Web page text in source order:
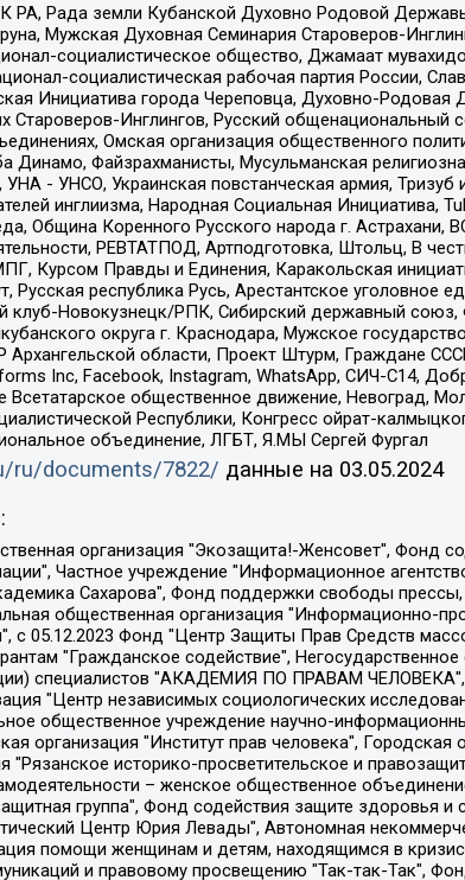
РА, Рада земли Кубанской Духовно Родовой
Мужская Духовная Семинария Староверов-
социалистическое общество, Джамаат
социалистическая рабочая партия России,
Инициатива города Череповца, Духовно-
Староверов-Инглингов, Русский
Омская организация общественного
Динамо, Файзрахманисты, Мусульманская
- УНСО, Украинская повстанческая армия,
инглиизма, Народная Социальная Инициатива,
Община Коренного Русского народа г.
РЕВТАТПОД, Артподготовка, Штольц, В
Курсом Правды и Единения, Каракольская
Русская республика Русь, Арестантское
клуб-Новокузнецк/РПК, Сибирский державный
округа г. Краснодара, Мужское
области, Проект Штурм, Граждане
Inc, Facebook, Instagram, WhatsApp, СИЧ-С14,
Всетатарское общественное движение, Невоград,
Республики, Конгресс ойрат-
объединение, ЛГБТ, Я.МЫ Сергей Фургал
ru/documents/7822/ данные на 03.05.2024
тайга", Свердловский региональный общественный фонд социальных проектов "Новое время", "Idel.Реалии", Кавказ.Реалии, Крым.Реалии, Телеканал Настоящее Время, Татаро-башкирская служба Радио Свобода (Azatliq Radiosi), Радио Свободная Европа/Радио Свобода (PCE/PC), "Сибирь.Реалии", "Фактограф", Благотворительный фонд помощи осужденным и их семьям, Автономная некоммерческая организация "Институт глобализации и социальных движений", Фонд "В защиту прав заключенных", Частное учреждение "Центр поддержки и содействия развитию средств массовой информации", Пензенский региональный общественный благотворительный фонд "Гражданский союз", "Север.Реалии", Некоммерческая организация Фонд "Правовая инициатива", Общество с ограниченной ответственностью "Радио Свободная Европа/Радио Свобода", Чешское информационное агентство "MEDIUM-ORIENT", Красноярская региональная общественная организация "Мы против СПИДа", Камалягин Денис Николаевич, Маркелов Сергей Евгеньевич, Пономарев Лев Александрович, Савицкая Людмила Алексеевна, Автономная некоммерческая организация "Центр по работе с проблемой насилия "НАСИЛИЮ.НЕТ", Межрегиональный профессиональный союз работников здравоохранения "Альянс врачей", Юридическое лицо, зарегистрированное в Латвийской Республике, SIA "Medusa Project" (регистрационный номер 40103797863, дата регистрации 10.06.2014), Некоммерческая организация "Фонд по борьбе с коррупцией", Автономная некоммерческая организация "Институт права и публичной политики", Баданин Роман Сергеевич, Гликин Максим Александрович, Железнова Мария Михайловна, Лукьянова Юлия Сергеевна, Маетная Елизавета Витальевна, Маняхин Петр Борисович, Чуракова Ольга Владимировна, Ярош Юлия Петровна, Юридическое лицо "The Insider SIA", зарегистрированное в Риге, Латвийская Республика (дата регистрации 26.06.2015), являющееся администратором доменного имени интернет-издания "The Insider SIA", https://theins.ru, Постернак Алексей Евгеньевич, Рубин Михаил Аркадьевич, Анин Роман Александрович, Юридическое лицо Istories fonds, зарегистрированное в Латвийской Республике (регистрационный номер 50008295751, дата регистрации 24.02.2020), Великовский Дмитрий Александрович, Долинина Ирина Николаевна, Мароховская Алеся Алексеевна, Шлейнов Роман Юрьевич, Шмагун Олеся Валентиновна, Общество с ограниченной ответственностью "Альтаир 2021", Общество с ограниченной ответственностью "Вега 2021", Общество с ограниченной ответственностью "Главный редактор 2021", Общество с ограниченной ответственностью "Ромашки монолит", Важенков Артем Валерьевич, Ивановская областная общественная организация "Центр гендерных исследований", Гурман Юрий Альбертович, Медиапроект "ОВД-Инфо", Егоров Владимир Владимирович, Жилинский Владимир Александрович, Общество с ограниченной ответственностью "ЗП", Иванова София Юрьевна, Карезина Инна Павловна, Кильтау Екатерина Викторовна, Петров Алексей Викторович, Пискунов Сергей Евгеньевич, Смирнов Сергей Сергеевич, Тихонов Михаил Сергеевич, Общество с ограниченной ответственностью "ЖУРНАЛИСТ-ИНОСТРАННЫЙ АГЕНТ", Арапова Галина Юрьевна, Вольтская Татьяна Анатольевна, Американская компания "Mason G.E.S. Anonymous Foundation" (США), являющаяся владельцем